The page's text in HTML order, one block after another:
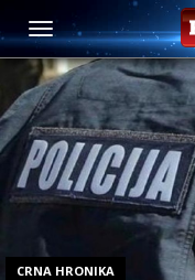
CRNA HRONIKA